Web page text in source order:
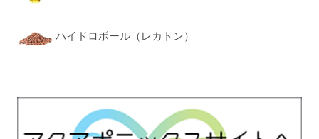
ハイドロボール（レカトン）